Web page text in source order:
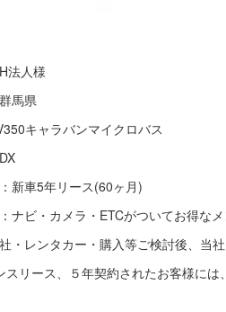
法人様
馬県
キャラバンマイクロバス
新車5年リース(60ヶ月)
ナビ・カメラ・ETCがついてお得な
・レンタカー・購入等ご検討後、当
スリース、５年契約されたお客様には